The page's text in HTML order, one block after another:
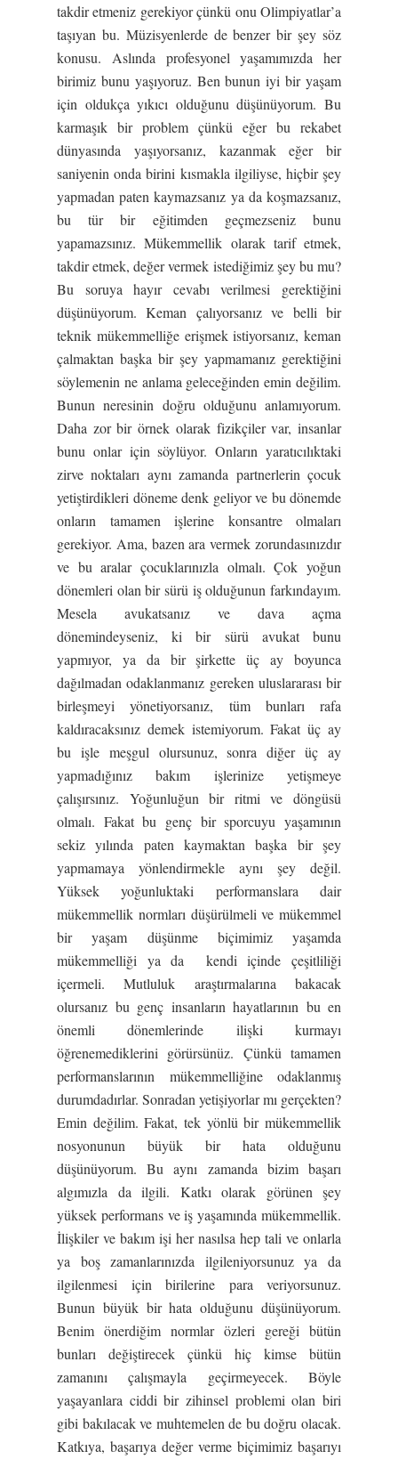
takdir etmeniz gerekiyor çünkü onu Olimpiyatlar’a
taşıyan bu. Müzisyenlerde de benzer bir şey söz
konusu. Aslında profesyonel yaşamımızda her
birimiz bunu yaşıyoruz. Ben bunun iyi bir yaşam
için oldukça yıkıcı olduğunu düşünüyorum. Bu
karmaşık bir problem çünkü eğer bu rekabet
dünyasında yaşıyorsanız, kazanmak eğer bir
saniyenin onda birini kısmakla ilgiliyse, hiçbir şey
yapmadan paten kaymazsanız ya da koşmazsanız,
bu tür bir eğitimden geçmezseniz bunu
yapamazsınız. Mükemmellik olarak tarif etmek,
takdir etmek, değer vermek istediğimiz şey bu mu?
Bu soruya hayır cevabı verilmesi gerektiğini
düşünüyorum. Keman çalıyorsanız ve belli bir
teknik mükemmelliğe erişmek istiyorsanız, keman
çalmaktan başka bir şey yapmamanız gerektiğini
söylemenin ne anlama geleceğinden emin değilim.
Bunun neresinin doğru olduğunu anlamıyorum.
Daha zor bir örnek olarak fizikçiler var, insanlar
bunu onlar için söylüyor. Onların yaratıcılıktaki
zirve noktaları aynı zamanda partnerlerin çocuk
yetiştirdikleri döneme denk geliyor ve bu dönemde
onların tamamen işlerine konsantre olmaları
gerekiyor. Ama, bazen ara vermek zorundasınızdır
ve bu aralar çocuklarınızla olmalı. Çok yoğun
dönemleri olan bir sürü iş olduğunun farkındayım.
Mesela avukatsanız ve dava açma
dönemindeyseniz, ki bir sürü avukat bunu
yapmıyor, ya da bir şirkette üç ay boyunca
dağılmadan odaklanmanız gereken uluslararası bir
birleşmeyi yönetiyorsanız, tüm bunları rafa
kaldıracaksınız demek istemiyorum. Fakat üç ay
bu işle meşgul olursunuz, sonra diğer üç ay
yapmadığınız bakım işlerinize yetişmeye
çalışırsınız. Yoğunluğun bir ritmi ve döngüsü
olmalı. Fakat bu genç bir sporcuyu yaşamının
sekiz yılında paten kaymaktan başka bir şey
yapmamaya yönlendirmekle aynı şey değil.
Yüksek yoğunluktaki performanslara dair
mükemmellik normları düşürülmeli ve mükemmel
bir yaşam düşünme biçimimiz yaşamda
mükemmelliği ya da kendi içinde çeşitliliği
içermeli. Mutluluk araştırmalarına bakacak
olursanız bu genç insanların hayatlarının bu en
önemli dönemlerinde ilişki kurmayı
öğrenemediklerini görürsünüz. Çünkü tamamen
performanslarının mükemmelliğine odaklanmış
durumdadırlar. Sonradan yetişiyorlar mı gerçekten?
Emin değilim. Fakat, tek yönlü bir mükemmellik
nosyonunun büyük bir hata olduğunu
düşünüyorum. Bu aynı zamanda bizim başarı
algımızla da ilgili. Katkı olarak görünen şey
yüksek performans ve iş yaşamında mükemmellik.
İlişkiler ve bakım işi her nasılsa hep tali ve onlarla
ya boş zamanlarınızda ilgileniyorsunuz ya da
ilgilenmesi için birilerine para veriyorsunuz.
Bunun büyük bir hata olduğunu düşünüyorum.
Benim önerdiğim normlar özleri gereği bütün
bunları değiştirecek çünkü hiç kimse bütün
zamanını çalışmayla geçirmeyecek. Böyle
yaşayanlara ciddi bir zihinsel problemi olan biri
gibi bakılacak ve muhtemelen de bu doğru olacak.
Katkıya, başarıya değer verme biçimimiz başarıyı